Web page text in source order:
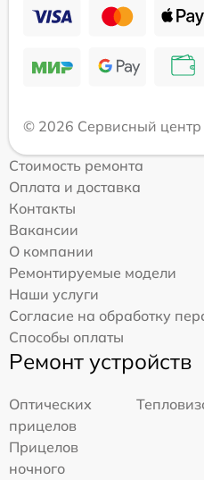
© 2026 Сервисный центр
Стоимость ремонта
Оплата и доставка
Контакты
Вакансии
О компании
Ремонтируемые модели
Наши услуги
Согласие на обработку
Способы оплаты
Ремонт устройств
Оптических
прицелов
Прицелов
ночного